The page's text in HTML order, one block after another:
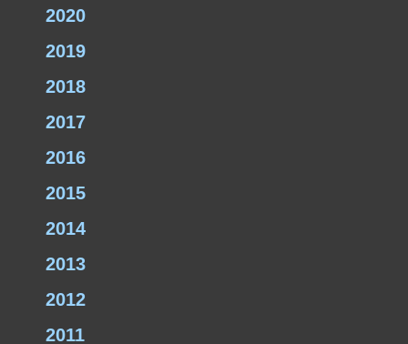
2020
2019
2018
2017
2016
2015
2014
2013
2012
2011